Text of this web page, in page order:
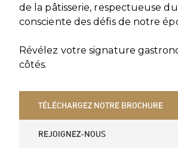
de la pâtisserie, respectueuse
consciente des défis de notre
Révélez votre signature
côtés.
TÉLÉCHARGEZ NOTRE BROCHURE
REJOIGNEZ-NOUS